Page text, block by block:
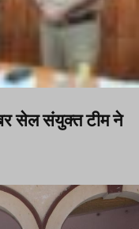
सेल संयुक्त टीम ने